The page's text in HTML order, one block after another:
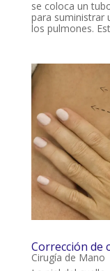
se coloca un
para suministrar
los pulmones.
Corrección de
Cirugía de Mano